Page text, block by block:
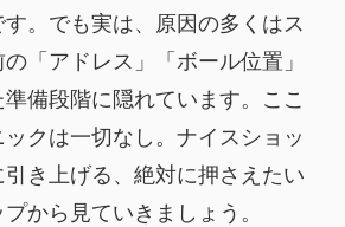
す。でも実は、原因の多くはス
「アドレス」「ボール位置」
準備段階に隠れています。ここ
クは一切なし。ナイスショッ
引き上げる、絶対に押さえたい
から見ていきましょう。